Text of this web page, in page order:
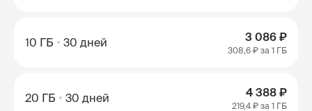
10 ГБ 30 дней 3 086 ₽
308,6 ₽ за 1 ГБ
20 ГБ 30 дней 4 388 ₽
219,4 ₽ за 1 ГБ